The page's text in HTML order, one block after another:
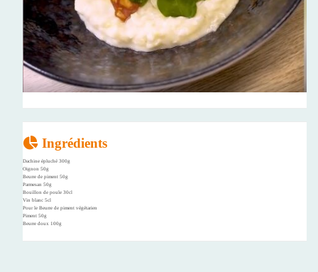
Ingrédients
Dachine épluché 300g
Oignon 50g
Beurre de piment 50g
Parmesan 50g
Bouillon de poule 30cl
Vin blanc 5cl
Pour le Beurre de piment végétarien
Piment 50g
Beurre doux 100g